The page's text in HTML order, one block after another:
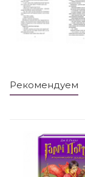
Рекомендуем